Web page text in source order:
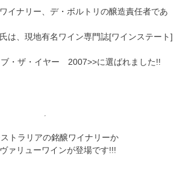
イナリー、デ・ボルトリの醸造責任者であ
は、現地有名ワイン専門誌[ワインステート]
・ザ・イヤー 2007>>に選ばれました!!
トラリアの銘醸ワイナリーか
ァリューワインが登場です!!!